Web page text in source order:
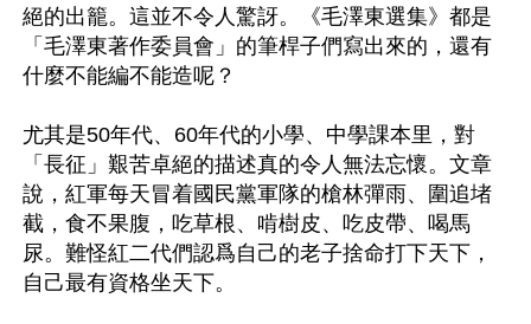
絕的出籠。這並不令人驚訝。《毛澤東選集》都是
「毛澤東著作委員會」的筆桿子們寫出來的，還有
什麼不能編不能造呢？
尤其是50年代、60年代的小學、中學課本里，對
「長征」艱苦卓絕的描述真的令人無法忘懷。文章
說，紅軍每天冒着國民黨軍隊的槍林彈雨、圍追堵
截，食不果腹，吃草根、啃樹皮、吃皮帶、喝馬
尿。難怪紅二代們認爲自己的老子捨命打下天下，
自己最有資格坐天下。